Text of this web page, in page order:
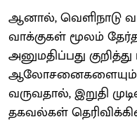
ஆனால், வெளிநாடு
வாக்குகள் மூலம்
அனுமதிப்பது
ஆலோசனைகளையும்
வருவதால், இறுதி
தகவல்கள்